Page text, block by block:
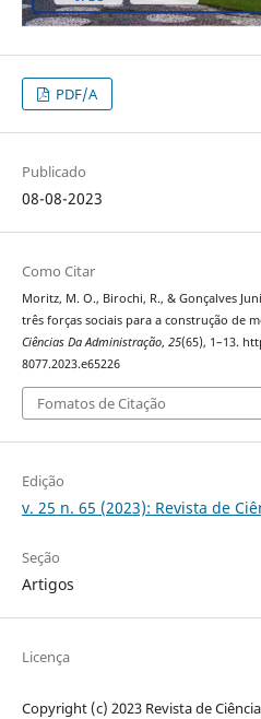
PDF/A
Publicado
08-08-2023
Como Citar
Moritz, M. O., Birochi, R., & Gonçalves
três forças sociais para a construção de
Ciências Da Administração, 25(65), 1–13.
8077.2023.e65226
Fomatos de Citação
Edição
v. 25 n. 65 (2023): Revista de
Seção
Artigos
Licença
Copyright (c) 2023 Revista de